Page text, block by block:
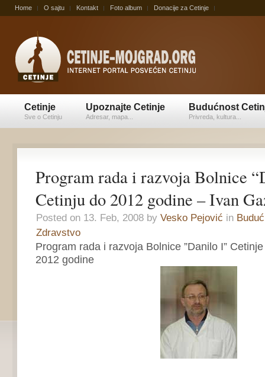
Home O sajtu Kontakt Foto album Donacije za Cetinje
Cetinje
Sve o Cetinju
Upoznajte Cetinje
Adresar, mapa...
Budućnost
Privreda, kultura...
Program rada i razvoja Bolnice
Cetinju do 2012 godine – Ivan
Posted on 13. Feb, 2008 by Vesko Pejović in
Zdravstvo
Program rada i razvoja Bolnice ”Danilo I”
2012 godine